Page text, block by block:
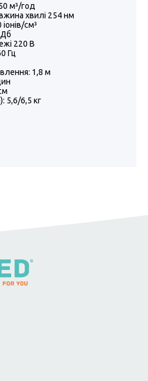
м³/год
хвилі 254 нм
іонів/см³
220 В
Гц
1,8 м
5,6/6,5 кг